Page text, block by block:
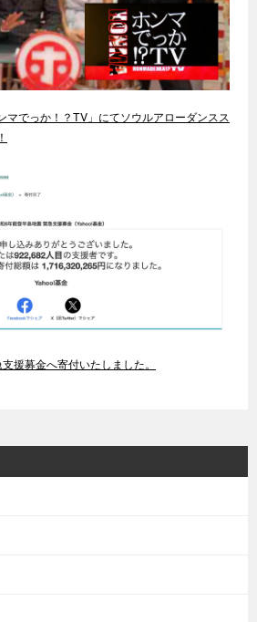
マでっか！？TV」にてソウルアローダンスス
援募金へ寄付いたしました。